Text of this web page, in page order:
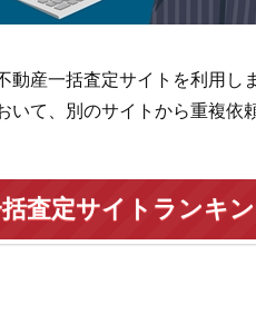
産一括査定サイトを利用し
て、別のサイトから重複依
査定サイトランキ